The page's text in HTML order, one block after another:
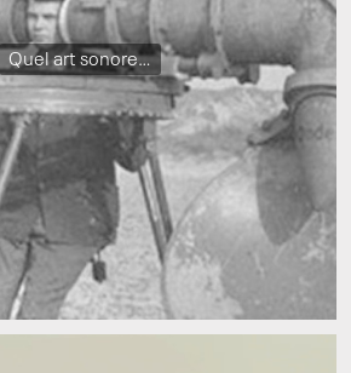
Quel art sonore…